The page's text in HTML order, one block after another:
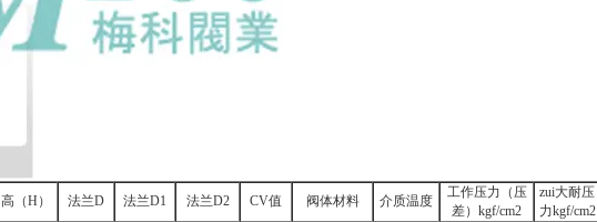
高（H） 法兰D 法兰D1 法兰D2 CV值 阀体材料 介质温度
工作压力（压
差）kgf/cm2
zui大耐压
力kgf/cm2